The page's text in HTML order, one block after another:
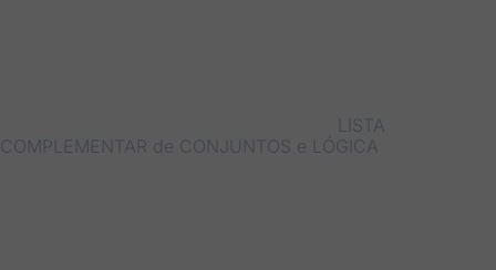
LISTA
COMPLEMENTAR de CONJUNTOS e LÓGICA